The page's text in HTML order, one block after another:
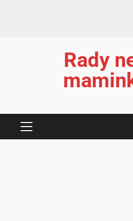
Rady